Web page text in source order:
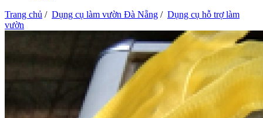
Trang chủ / Dụng cụ làm vườn Đà Nẵng / Dụng cụ hỗ trợ làm
vườn